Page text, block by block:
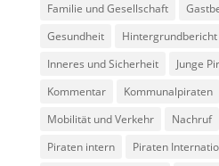
Familie und Gesellschaft
Gesundheit
Hintergrundbericht
Inneres und Sicherheit
Junge
Kommentar
Kommunalpiraten
Mobilität und Verkehr
Nachruf
Piraten intern
Piraten